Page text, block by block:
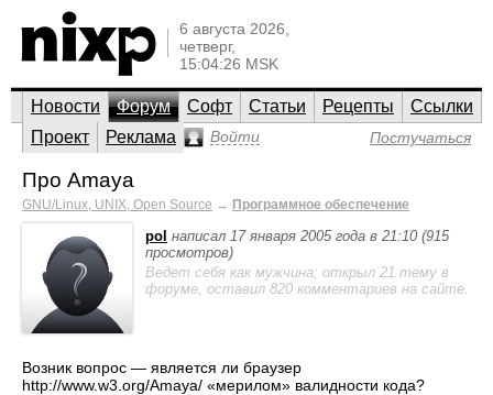
6 августа 2026,
четверг,
15:04:26 MSK
Новости Форум Софт Статьи Рецепты
Ссылки
Проект
Реклама Войти Постучаться
Про Amaya
GNU/Linux, UNIX, Open Source → Программное обеспечение
pol написал 17 января 2005 года в 21:10 (915
просмотров)
Ведет себя как мужчина; открыл 21 тему в
форуме, оставил 820 комментариев на сайте.
Возник вопрос — является ли браузер
http://www.w3.org/Amaya/ «мерилом» валидности кода?